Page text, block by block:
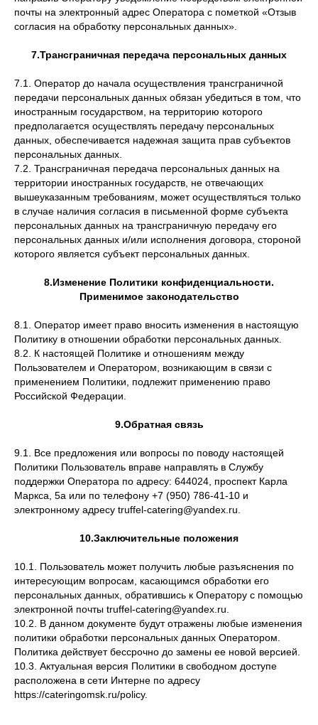
почты на электронный адрес Оператора с пометкой «Отзыв
согласия на обработку персональных данных».
7.Трансграничная передача персональных данных
7.1. Оператор до начала осуществления трансграничной
передачи персональных данных обязан убедиться в том, что
иностранным государством, на территорию которого
предполагается осуществлять передачу персональных
данных, обеспечивается надежная защита прав субъектов
персональных данных.
7.2. Трансграничная передача персональных данных на
территории иностранных государств, не отвечающих
вышеуказанным требованиям, может осуществляться только
в случае наличия согласия в письменной форме субъекта
персональных данных на трансграничную передачу его
персональных данных и/или исполнения договора, стороной
которого является субъект персональных данных.
8.Изменение Политики конфиденциальности.
Применимое законодательство
8.1. Оператор имеет право вносить изменения в настоящую
Политику в отношении обработки персональных данных.
8.2. К настоящей Политике и отношениям между
Пользователем и Оператором, возникающим в связи с
применением Политики, подлежит применению право
Российской Федерации.
9.Обратная связь
9.1. Все предложения или вопросы по поводу настоящей
Политики Пользователь вправе направлять в Службу
поддержки Оператора по адресу: 644024, проспект Карла
Маркса, 5а или по телефону +7 (950) 786-41-10 и
электронному адресу truffel-catering@yandex.ru.
10.Заключительные положения
10.1. Пользователь может получить любые разъяснения по
интересующим вопросам, касающимся обработки его
персональных данных, обратившись к Оператору с помощью
электронной почты truffel-catering@yandex.ru.
10.2. В данном документе будут отражены любые изменения
политики обработки персональных данных Оператором.
Политика действует бессрочно до замены ее новой версией.
10.3. Актуальная версия Политики в свободном доступе
расположена в сети Интерне по адресу
https://cateringomsk.ru/policy.